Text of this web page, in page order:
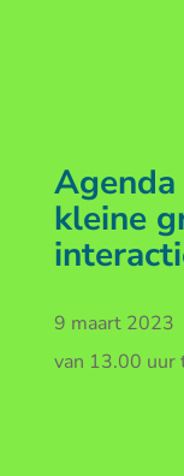
kleine
9 maart 2023
van 13.00